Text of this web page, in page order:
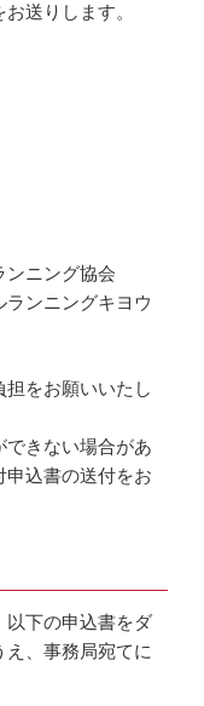
送りします。
ンニング協会
ンニングキヨウ
をお願いいたし
きない場合があ
申込書の送付をお
以下の申込書をダ
、事務局宛てに